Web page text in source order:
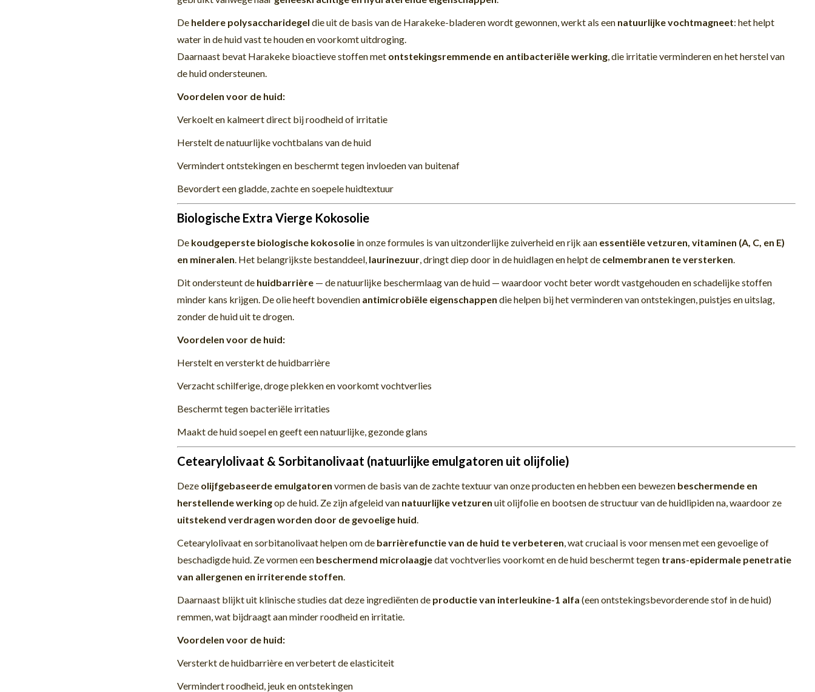
De heldere polysaccharidegel die uit de basis van de Harakeke-bladeren wordt gewonnen, werkt als een natuurlijke vochtmagneet: het helpt
water in de huid vast te houden en voorkomt uitdroging.
Daarnaast bevat Harakeke bioactieve stoffen met ontstekingsremmende en antibacteriële werking, die irritatie verminderen en het herstel van
de huid ondersteunen.
Voordelen voor de huid:
Verkoelt en kalmeert direct bij roodheid of irritatie
Herstelt de natuurlijke vochtbalans van de huid
Vermindert ontstekingen en beschermt tegen invloeden van buitenaf
Bevordert een gladde, zachte en soepele huidtextuur
Biologische Extra Vierge Kokosolie
De koudgeperste biologische kokosolie in onze formules is van uitzonderlijke zuiverheid en rijk aan essentiële vetzuren, vitaminen (A, C, en E)
en mineralen. Het belangrijkste bestanddeel, laurinezuur, dringt diep door in de huidlagen en helpt de celmembranen te versterken.
Dit ondersteunt de huidbarrière — de natuurlijke beschermlaag van de huid — waardoor vocht beter wordt vastgehouden en schadelijke stoffen
minder kans krijgen. De olie heeft bovendien antimicrobiële eigenschappen die helpen bij het verminderen van ontstekingen, puistjes en uitslag,
zonder de huid uit te drogen.
Voordelen voor de huid:
Herstelt en versterkt de huidbarrière
Verzacht schilferige, droge plekken en voorkomt vochtverlies
Beschermt tegen bacteriële irritaties
Maakt de huid soepel en geeft een natuurlijke, gezonde glans
Cetearylolivaat & Sorbitanolivaat (natuurlijke emulgatoren uit olijfolie)
Deze olijfgebaseerde emulgatoren vormen de basis van de zachte textuur van onze producten en hebben een bewezen beschermende en
herstellende werkingop de huid. Ze zijn afgeleid van natuurlijke vetzuren uit olijfolie en bootsen de structuur van de huidlipiden na, waardoor ze
uitstekend verdragen worden door de gevoelige huid.
Cetearylolivaat en sorbitanolivaat helpen om de barrièrefunctie van de huid te verbeteren, wat cruciaal is voor mensen met een gevoelige of
beschadigde huid. Ze vormen een beschermend microlaagjedat vochtverlies voorkomt en de huid beschermt tegen trans-epidermale penetratie
van allergenen en irriterende stoffen.
Daarnaast blijkt uit klinische studies dat deze ingrediënten de productie van interleukine-1 alfa (een ontstekingsbevorderende stof in de huid)
remmen, wat bijdraagt aan minder roodheid en irritatie.
Voordelen voor de huid:
Versterkt de huidbarrière en verbetert de elasticiteit
Vermindert roodheid, jeuk en ontstekingen